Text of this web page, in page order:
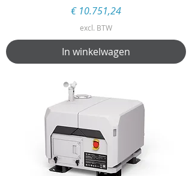
Prijs
€ 10.751,24
excl. BTW
In winkelwagen